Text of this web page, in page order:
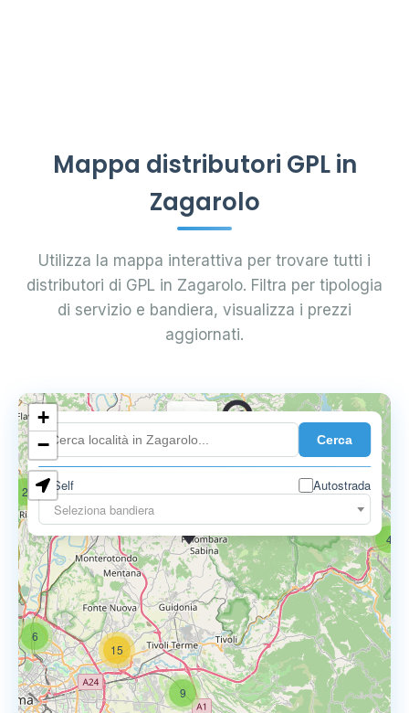
Mappa distributori GPL in
Zagarolo
Utilizza la mappa interattiva per trovare tutti i
distributori di GPL in Zagarolo. Filtra per tipologia
di servizio e bandiera, visualizza i prezzi
aggiornati.
Cerca
Self
Autostrada
Seleziona bandiera
2
17
6
15
9
4
+
−